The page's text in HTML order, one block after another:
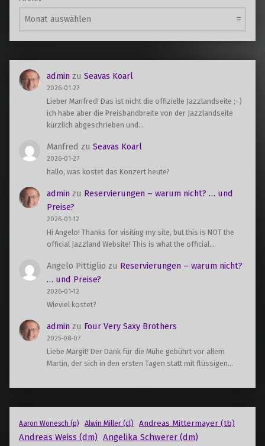
admin zuSeavas Koarl
2026-01-27
Lieber Manfred! Das ist nicht die offizielle Jazzlandseite ;-)
ich habe aber die Preisbandbreite von der Jazzlandseite
kürzlich abgeschrieben und…
Manfred zuSeavas Koarl
2026-01-27
hallo, was kostet das Konzert heute?
admin zu Reservierungen – warum nicht? … und
Preise?
2026-01-12
Hi Angelo! Thanks for visiting my site, but this is NOT the
official Jazzland Website! This is what the official…
Angelo Pittiglio zu Reservierungen – warum nicht?
… und Preise?
2026-01-12
Wieviel kostet?
admin zu Four Very Saxy Brothers
2025-08-07
Liebe Margit! Der Dank für die Mühe gebührt vor allem
Martin, der sich in den ersten Tagen statt mit flüssigen…
Aaron Wonesch (p) Alwin Miller (cl) Andreas Mittermayer (tb)
Andreas Weiss (dm) Angelika Schwerer (dm)